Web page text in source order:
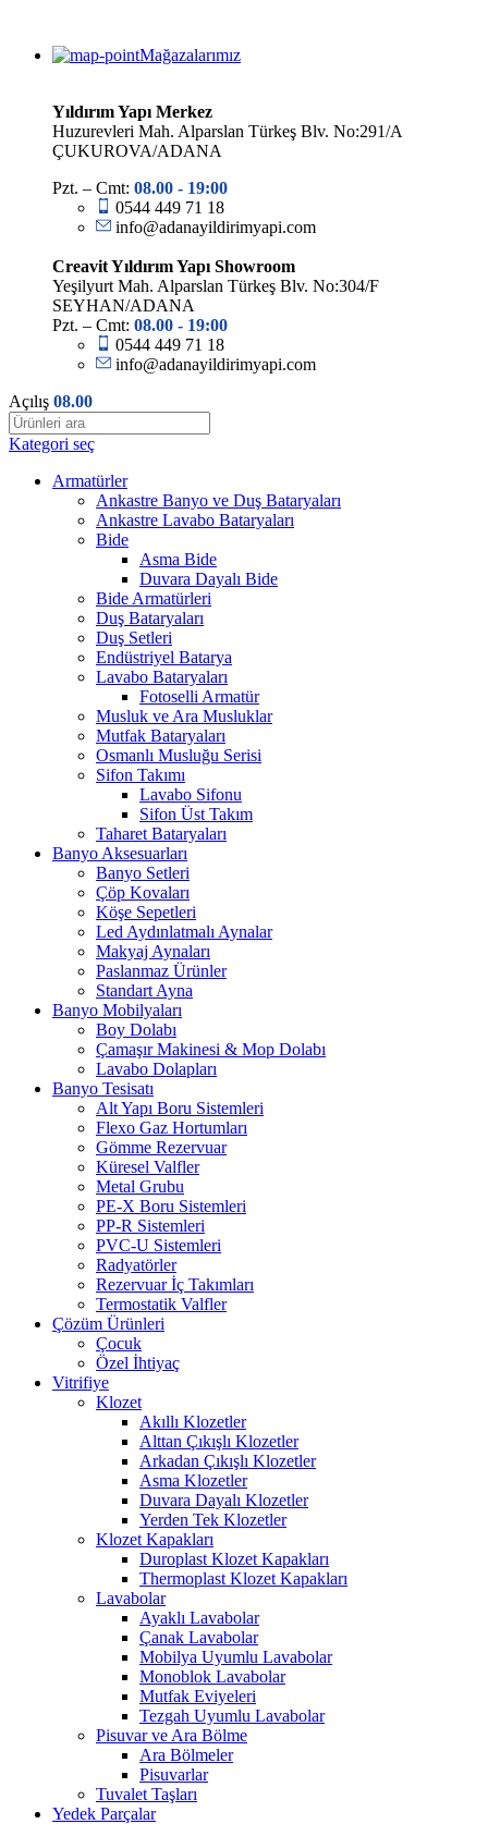
Mağazalarımız
Yıldırım Yapı Merkez
Huzurevleri Mah. Alparslan Türkeş Blv. No:291/A
ÇUKUROVA/ADANA
Pzt. – Cmt: 08.00 - 19:00
0544 449 71 18
info@adanayildirimyapi.com
Creavit Yıldırım Yapı Showroom
Yeşilyurt Mah. Alparslan Türkeş Blv. No:304/F
SEYHAN/ADANA
Pzt. – Cmt: 08.00 - 19:00
0544 449 71 18
info@adanayildirimyapi.com
Açılış 08.00
Kategori seç
Armatürler
Ankastre Banyo ve Duş Bataryaları
Ankastre Lavabo Bataryaları
Bide
Asma Bide
Duvara Dayalı Bide
Bide Armatürleri
Duş Bataryaları
Duş Setleri
Endüstriyel Batarya
Lavabo Bataryaları
Fotoselli Armatür
Musluk ve Ara Musluklar
Mutfak Bataryaları
Osmanlı Musluğu Serisi
Sifon Takımı
Lavabo Sifonu
Sifon Üst Takım
Taharet Bataryaları
Banyo Aksesuarları
Banyo Setleri
Çöp Kovaları
Köşe Sepetleri
Led Aydınlatmalı Aynalar
Makyaj Aynaları
Paslanmaz Ürünler
Standart Ayna
Banyo Mobilyaları
Boy Dolabı
Çamaşır Makinesi & Mop Dolabı
Lavabo Dolapları
Banyo Tesisatı
Alt Yapı Boru Sistemleri
Flexo Gaz Hortumları
Gömme Rezervuar
Küresel Valfler
Metal Grubu
PE-X Boru Sistemleri
PP-R Sistemleri
PVC-U Sistemleri
Radyatörler
Rezervuar İç Takımları
Termostatik Valfler
Çözüm Ürünleri
Çocuk
Özel İhtiyaç
Vitrifiye
Klozet
Akıllı Klozetler
Alttan Çıkışlı Klozetler
Arkadan Çıkışlı Klozetler
Asma Klozetler
Duvara Dayalı Klozetler
Yerden Tek Klozetler
Klozet Kapakları
Duroplast Klozet Kapakları
Thermoplast Klozet Kapakları
Lavabolar
Ayaklı Lavabolar
Çanak Lavabolar
Mobilya Uyumlu Lavabolar
Monoblok Lavabolar
Mutfak Eviyeleri
Tezgah Uyumlu Lavabolar
Pisuvar ve Ara Bölme
Ara Bölmeler
Pisuvarlar
Tuvalet Taşları
Yedek Parçalar